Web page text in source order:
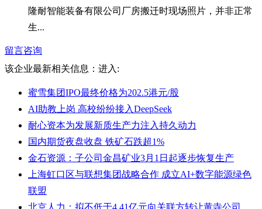
隆耐智能装备有限公司厂房搬迁时现场照片，并非正常
生...
留言咨询
该企业最新相关信息： 进入:
蜜雪集团IPO最终价格为202.5港元/股
AI助教上岗 高校纷纷接入DeepSeek
耐心资本为发展新质生产力注入持久动力
国内期货夜盘收盘 铁矿石跌超1%
金石资源：子公司金昌矿业3月1日起逐步恢复生产
上海虹口区与联想集团战略合作 成立AI+数字能源绿色
联盟
北京人力：拟不低于4.41亿元向关联方转让黄寺公司